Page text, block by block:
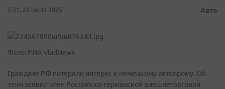
5:31, 22 июля 2025 Авто
Фото: РИА VladNews
Граждане РФ потеряли интерес к немецкому автопрому. Об
этом заявил член Российско-германской внешнеторговой